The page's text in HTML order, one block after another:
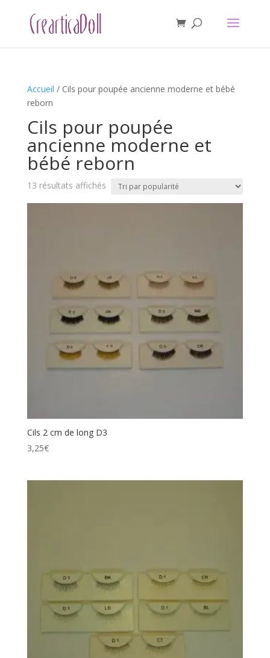
Accueil / Cils pour poupée ancienne moderne et bébé
reborn
Cils pour poupée
ancienne moderne et
bébé reborn
13 résultats affichésTrié
Cils 2 cm de long D3
3,25€